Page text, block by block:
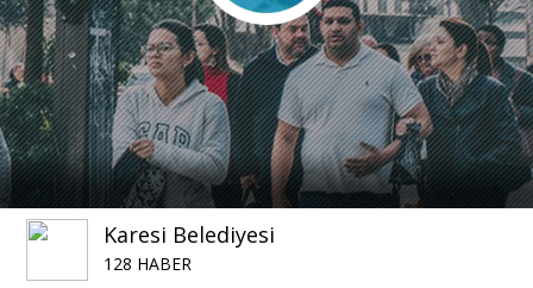
Karesi Belediyesi
128 HABER